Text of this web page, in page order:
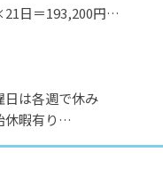
日＝193,200円
費支給いたします。
は各週で休み
暇有り